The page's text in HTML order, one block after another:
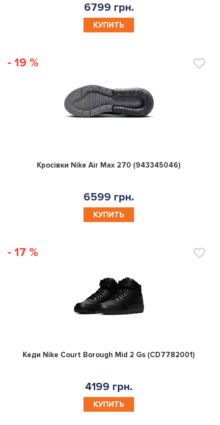
6799 грн.
КУПИТЬ
- 19 %
0
Кросівки Nike Air Max 270 (943345046)
6599 грн.
КУПИТЬ
- 17 %
0
Кеди Nike Court Borough Mid 2 Gs (CD7782001)
4199 грн.
КУПИТЬ